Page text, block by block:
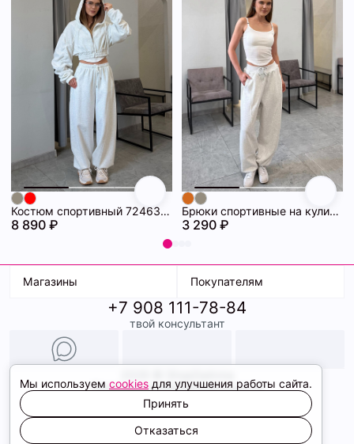
Костюм спортивный 72463358\1225
8 890 ₽
Брюки спортивные на кулиске 72463314\1225
3 290 ₽
Магазины
ТК Терминал
ТРК Континент
Покупателям
Доставка
Условия оплаты
Образы
+7 908 111-78-84
твой консультант
Политика конфиденциальности
Соглашение cookie
Сайт создали
Мы используем cookies для улучшения работы сайта.
Принять
Отказаться